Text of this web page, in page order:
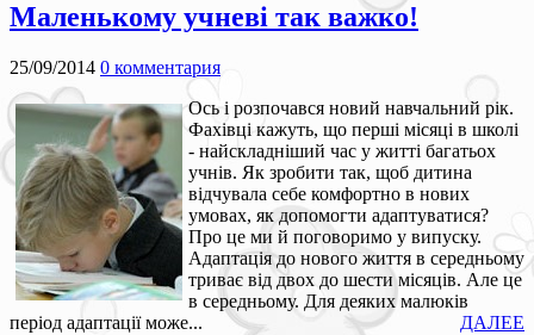
Маленькому учневі так важко!
25/09/2014 0 комментария
Ось і розпочався новий навчальний рік.
Фахівці кажуть, що перші місяці в школі
- найскладніший час у житті багатьох
учнів. Як зробити так, щоб дитина
відчувала себе комфортно в нових
умовах, як допомогти адаптуватися?
Про це ми й поговоримо у випуску.
Адаптація до нового життя в середньому
триває від двох до шести місяців. Але це
в середньому. Для деяких малюків
період адаптації може...
ДАЛЕЕ